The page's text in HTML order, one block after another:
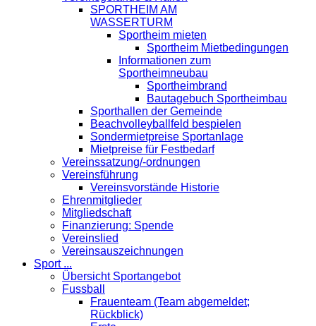
SPORTHEIM AM
WASSERTURM
Sportheim mieten
Sportheim Mietbedingungen
Informationen zum
Sportheimneubau
Sportheimbrand
Bautagebuch Sportheimbau
Sporthallen der Gemeinde
Beachvolleyballfeld bespielen
Sondermietpreise Sportanlage
Mietpreise für Festbedarf
Vereinssatzung/-ordnungen
Vereinsführung
Vereinsvorstände Historie
Ehrenmitglieder
Mitgliedschaft
Finanzierung: Spende
Vereinslied
Vereinsauszeichnungen
Sport ...
Übersicht Sportangebot
Fussball
Frauenteam (Team abgemeldet;
Rückblick)